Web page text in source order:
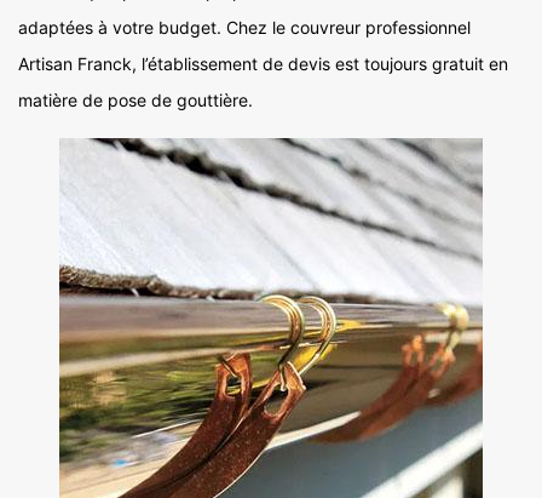
adaptées à votre budget. Chez le couvreur professionnel
Artisan Franck, l’établissement de devis est toujours gratuit en
matière de pose de gouttière.